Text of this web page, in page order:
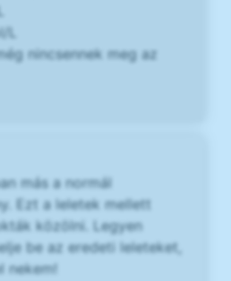
L
nincsennek meg az
más a normál
Ezt a leletek mellett
közölni. Legyen
be az eredeti leleteket,
nekem!